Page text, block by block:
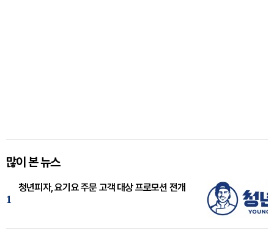
많이 본 뉴스
1
청년피자, 요기요 주문 고객 대상 프로모션 전개